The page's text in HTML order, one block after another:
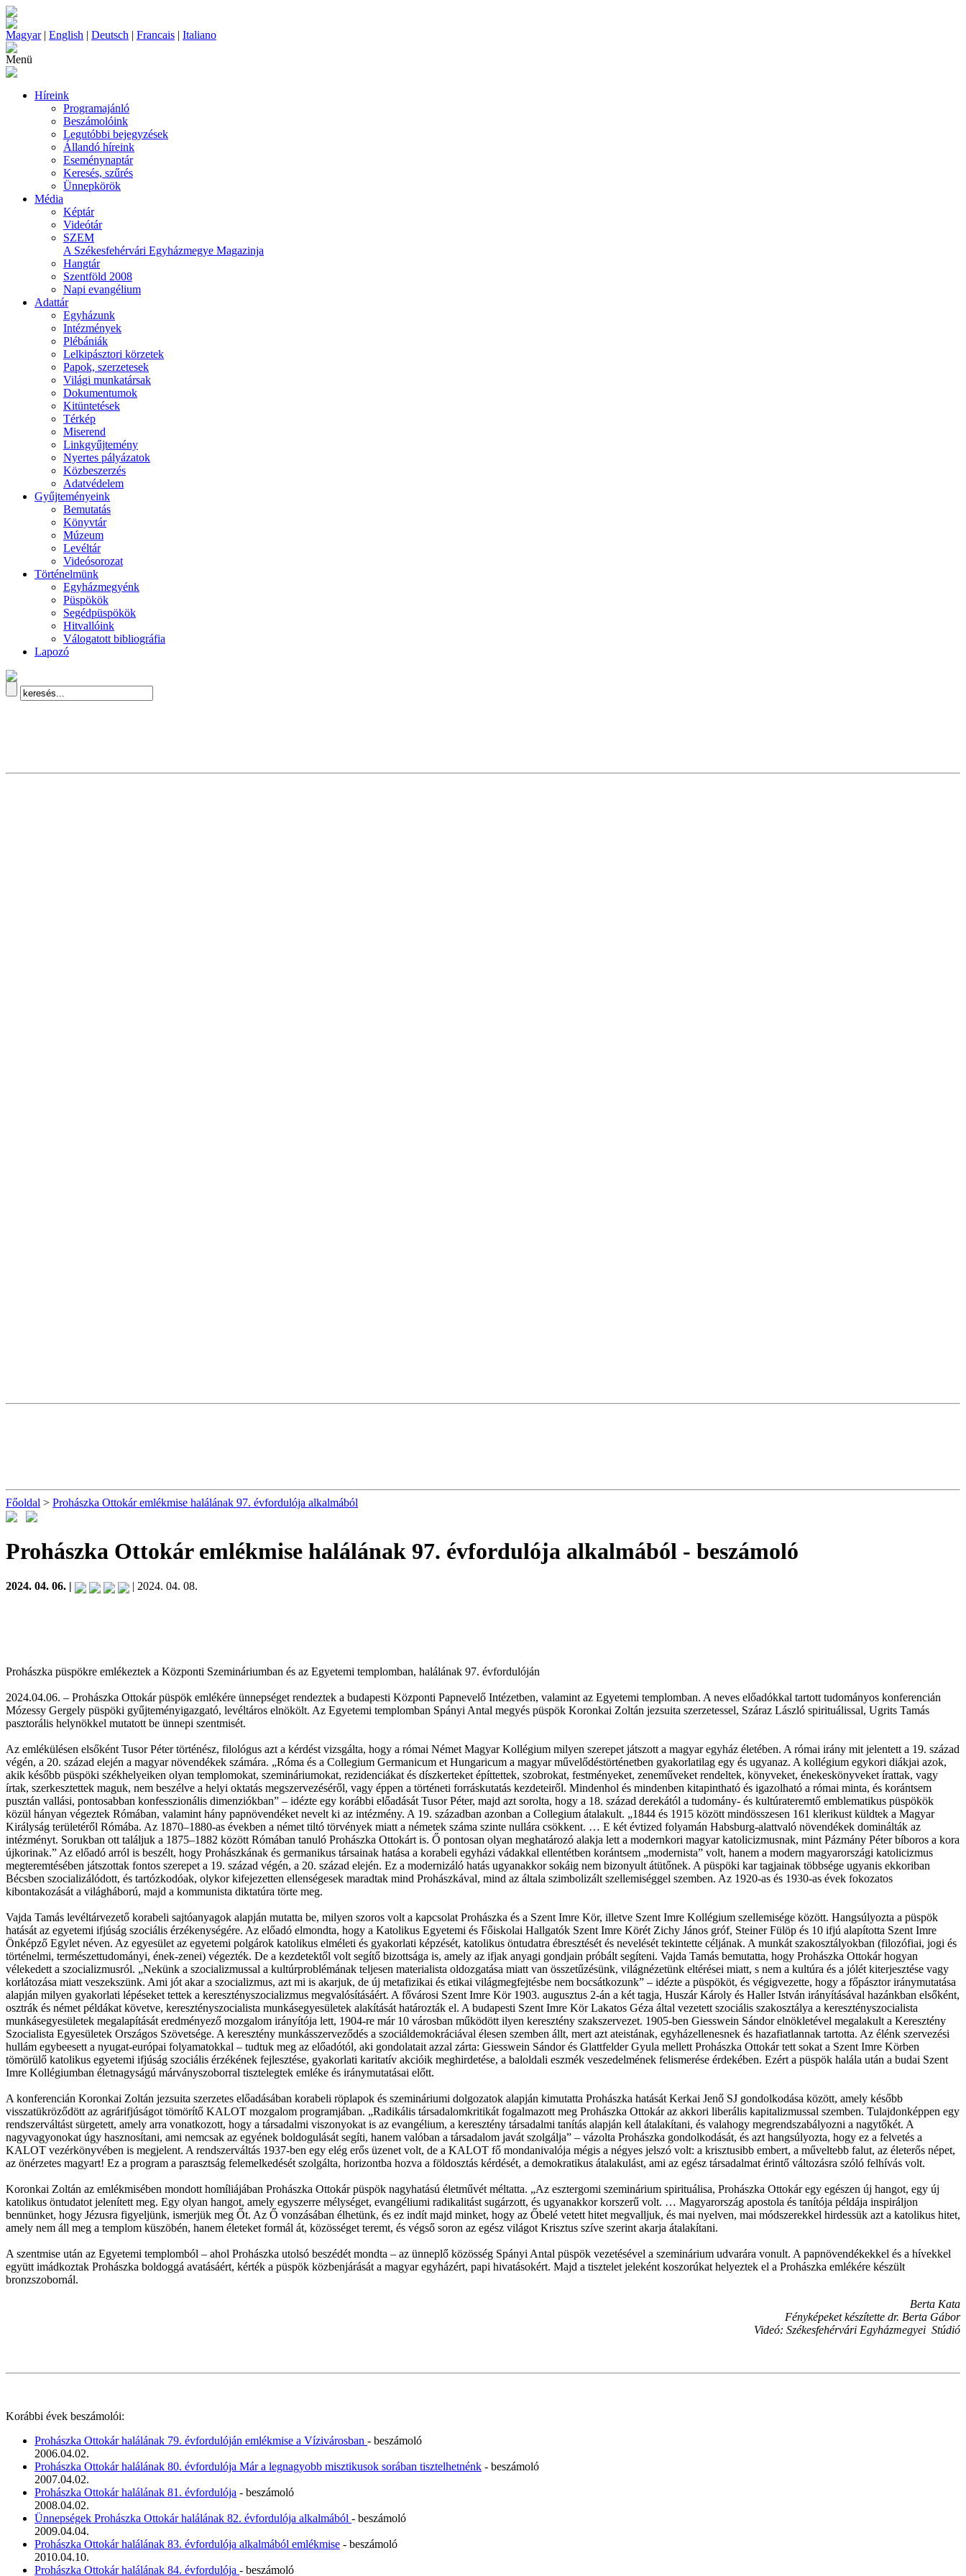
Magyar| English | Deutsch | Francais | Italiano
Menü
Híreink
Programajánló
Beszámolóink
Legutóbbi bejegyzések
Állandó híreink
Eseménynaptár
Keresés, szűrés
Ünnepkörök
Média
Képtár
Videótár
SZEM
A Székesfehérvári Egyházmegye Magazinja
Hangtár
Szentföld 2008
Napi evangélium
Adattár
Egyházunk
Intézmények
Plébániák
Lelkipásztori körzetek
Papok, szerzetesek
Világi munkatársak
Dokumentumok
Kitüntetések
Térkép
Miserend
Linkgyűjtemény
Nyertes pályázatok
Közbeszerzés
Adatvédelem
Gyűjteményeink
Bemutatás
Könyvtár
Múzeum
Levéltár
Videósorozat
Történelmünk
Egyházmegyénk
Püspökök
Segédpüspökök
Hitvallóink
Válogatott bibliográfia
Lapozó
Főoldal > Prohászka Ottokár emlékmise halálának 97. évfordulója alkalmából
Prohászka Ottokár emlékmise halálának 97. évfordulója alkalmából - beszámoló
2024. 04. 06. | | 2024. 04. 08.
Prohászka püspökre emlékeztek a Központi Szemináriumban és az Egyetemi templomban, halálának 97. évfordulóján
2024.04.06. – Prohászka Ottokár püspök emlékére ünnepséget rendeztek a budapesti Központi Papnevelő Intézetben, valamint az Egyetemi templomban. A neves előadókkal tartott tudományos konferencián
Mózessy Gergely püspöki gyűjteményigazgató, levéltáros elnökölt. Az Egyetemi templomban Spányi Antal megyés püspök Koronkai Zoltán jezsuita szerzetessel, Száraz László spirituálissal, Ugrits Tamás
pasztorális helynökkel mutatott be ünnepi szentmisét.
Az emlékülésen elsőként Tusor Péter történész, filológus azt a kérdést vizsgálta, hogy a római Német Magyar Kollégium milyen szerepet játszott a magyar egyház életében. A római irány mit jelentett a 19. század
végén, a 20. század elején a magyar növendékek számára. „Róma és a Collegium Germanicum et Hungaricum a magyar művelődéstörténetben gyakorlatilag egy és ugyanaz. A kollégium egykori diákjai azok,
akik később püspöki székhelyeiken olyan templomokat, szemináriumokat, rezidenciákat és díszkerteket építtettek, szobrokat, festményeket, zeneműveket rendeltek, könyveket, énekeskönyveket írattak, vagy
írtak, szerkesztettek maguk, nem beszélve a helyi oktatás megszervezéséről, vagy éppen a történeti forráskutatás kezdeteiről. Mindenhol és mindenben kitapintható és igazolható a római minta, és korántsem
pusztán vallási, pontosabban konfesszionális dimenziókban” – idézte egy korábbi előadását Tusor Péter, majd azt sorolta, hogy a 18. század derekától a tudomány- és kultúrateremtő emblematikus püspökök
közül hányan végeztek Rómában, valamint hány papnövendéket nevelt ki az intézmény. A 19. században azonban a Collegium átalakult. „1844 és 1915 között mindösszesen 161 klerikust küldtek a Magyar
Királyság területéről Rómába. Az 1870–1880-as években a német tiltó törvények miatt a németek száma szinte nullára csökkent. … E két évtized folyamán Habsburg-alattvaló növendékek dominálták az
intézményt. Sorukban ott találjuk a 1875–1882 között Rómában tanuló Prohászka Ottokárt is. Ő pontosan olyan meghatározó alakja lett a modernkori magyar katolicizmusnak, mint Pázmány Péter bíboros a kora
újkorinak.” Az előadó arról is beszélt, hogy Prohászkának és germanikus társainak hatása a korabeli egyházi vádakkal ellentétben korántsem „modernista” volt, hanem a modern magyarországi katolicizmus
megteremtésében játszottak fontos szerepet a 19. század végén, a 20. század elején. Ez a modernizáló hatás ugyanakkor sokáig nem bizonyult átütőnek. A püspöki kar tagjainak többsége ugyanis ekkoriban
Bécsben szocializálódott, és tartózkodóak, olykor kifejezetten ellenségesek maradtak mind Prohászkával, mind az általa szimbolizált szellemiséggel szemben. Az 1920-as és 1930-as évek fokozatos
kibontakozását a világháború, majd a kommunista diktatúra törte meg.
Vajda Tamás levéltárvezető korabeli sajtóanyagok alapján mutatta be, milyen szoros volt a kapcsolat Prohászka és a Szent Imre Kör, illetve Szent Imre Kollégium szellemisége között. Hangsúlyozta a püspök
hatását az egyetemi ifjúság szociális érzékenységére. Az előadó elmondta, hogy a Katolikus Egyetemi és Főiskolai Hallgatók Szent Imre Körét Zichy János gróf, Steiner Fülöp és 10 ifjú alapította Szent Imre
Önképző Egylet néven. Az egyesület az egyetemi polgárok katolikus elméleti és gyakorlati képzését, katolikus öntudatra ébresztését és nevelését tekintette céljának. A munkát szakosztályokban (filozófiai, jogi és
történelmi, természettudományi, ének-zenei) végezték. De a kezdetektől volt segítő bizottsága is, amely az ifjak anyagi gondjain próbált segíteni. Vajda Tamás bemutatta, hogy Prohászka Ottokár hogyan
vélekedett a szocializmusról. „Nekünk a szocializmussal a kultúrproblémának teljesen materialista oldozgatása miatt van összetűzésünk, világnézetünk eltérései miatt, s nem a kultúra és a jólét kiterjesztése vagy
korlátozása miatt veszekszünk. Ami jót akar a szocializmus, azt mi is akarjuk, de új metafizikai és etikai világmegfejtésbe nem bocsátkozunk” – idézte a püspököt, és végigvezette, hogy a főpásztor iránymutatása
alapján milyen gyakorlati lépéseket tettek a keresztényszocializmus megvalósításáért. A fővárosi Szent Imre Kör 1903. augusztus 2-án a két tagja, Huszár Károly és Haller István irányításával hazánkban elsőként,
osztrák és német példákat követve, keresztényszocialista munkásegyesületek alakítását határozták el. A budapesti Szent Imre Kör Lakatos Géza által vezetett szociális szakosztálya a keresztényszocialista
munkásegyesületek megalapítását eredményező mozgalom irányítója lett, 1904-re már 10 városban működött ilyen keresztény szakszervezet. 1905-ben Giesswein Sándor elnökletével megalakult a Keresztény
Szocialista Egyesületek Országos Szövetsége. A keresztény munkásszerveződés a szociáldemokráciával élesen szemben állt, mert azt ateistának, egyházellenesnek és hazafiatlannak tartotta. Az élénk szervezési
hullám egybeesett a nyugat-európai folyamatokkal – tudtuk meg az előadótól, aki gondolatait azzal zárta: Giesswein Sándor és Glattfelder Gyula mellett Prohászka Ottokár tett sokat a Szent Imre Körben
tömörülő katolikus egyetemi ifjúság szociális érzékének fejlesztése, gyakorlati karitatív akcióik meghirdetése, a baloldali eszmék veszedelmének felismerése érdekében. Ezért a püspök halála után a budai Szent
Imre Kollégiumban életnagyságú márványszoborral tisztelegtek emléke és iránymutatásai előtt.
A konferencián Koronkai Zoltán jezsuita szerzetes előadásában korabeli röplapok és szemináriumi dolgozatok alapján kimutatta Prohászka hatását Kerkai Jenő SJ gondolkodása között, amely később
visszatükröződött az agrárifjúságot tömörítő KALOT mozgalom programjában. „Radikális társadalomkritikát fogalmazott meg Prohászka Ottokár az akkori liberális kapitalizmussal szemben. Tulajdonképpen egy
rendszerváltást sürgetett, amely arra vonatkozott, hogy a társadalmi viszonyokat is az evangélium, a keresztény társadalmi tanítás alapján kell átalakítani, és valahogy megrendszabályozni a nagytőkét. A
nagyvagyonokat úgy hasznosítani, ami nemcsak az egyének boldogulását segíti, hanem valóban a társadalom javát szolgálja” – vázolta Prohászka gondolkodását, és azt hangsúlyozta, hogy ez a felvetés a
KALOT vezérkönyvében is megjelent. A rendszerváltás 1937-ben egy elég erős üzenet volt, de a KALOT fő mondanivalója mégis a négyes jelszó volt: a krisztusibb embert, a műveltebb falut, az életerős népet,
az önérzetes magyart! Ez a program a parasztság felemelkedését szolgálta, horizontba hozva a földosztás kérdését, a demokratikus átalakulást, ami az egész társadalmat érintő változásra szóló felhívás volt.
Koronkai Zoltán az emlékmisében mondott homíliájában Prohászka Ottokár püspök nagyhatású életművét méltatta. „Az esztergomi szeminárium spirituálisa, Prohászka Ottokár egy egészen új hangot, egy új
katolikus öntudatot jelenített meg. Egy olyan hangot, amely egyszerre mélységet, evangéliumi radikalitást sugárzott, és ugyanakkor korszerű volt. … Magyarország apostola és tanítója példája inspiráljon
bennünket, hogy Jézusra figyeljünk, ismerjük meg Őt. Az Ő vonzásában élhetünk, és ez indít majd minket, hogy az Őbelé vetett hitet megvalljuk, és mai nyelven, mai módszerekkel hirdessük azt a katolikus hitet,
amely nem áll meg a templom küszöbén, hanem életeket formál át, közösséget teremt, és végső soron az egész világot Krisztus szíve szerint akarja átalakítani.
A szentmise után az Egyetemi templomból – ahol Prohászka utolsó beszédét mondta – az ünneplő közösség Spányi Antal püspök vezetésével a szeminárium udvarára vonult. A papnövendékekkel és a hívekkel
együtt imádkoztak Prohászka boldoggá avatásáért, kérték a püspök közbenjárását a magyar egyházért, papi hivatásokért. Majd a tisztelet jeleként koszorúkat helyeztek el a Prohászka emlékére készült
bronzszobornál.
Berta Kata
Fényképeket készítette dr. Berta Gábor
Videó: Székesfehérvári Egyházmegyei Stúdió
Korábbi évek beszámolói:
Prohászka Ottokár halálának 79. évfordulóján emlékmise a Vízivárosban - beszámoló
2006.04.02.
Prohászka Ottokár halálának 80. évfordulója Már a legnagyobb misztikusok sorában tisztelhetnénk - beszámoló
2007.04.02.
Prohászka Ottokár halálának 81. évfordulója - beszámoló
2008.04.02.
Ünnepségek Prohászka Ottokár halálának 82. évfordulója alkalmából - beszámoló
2009.04.04.
Prohászka Ottokár halálának 83. évfordulója alkalmából emlékmise - beszámoló
2010.04.10.
Prohászka Ottokár halálának 84. évfordulója - beszámoló